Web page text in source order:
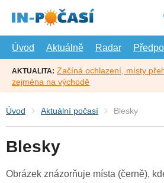
hlavní
Úvod
Aktuálně Radar
AKTUALITA: Začíná ochlazení, místy
zejména na východě
Úvod Aktuální počasí Blesky
Blesky
Obrázek znázorňuje místa (černě),